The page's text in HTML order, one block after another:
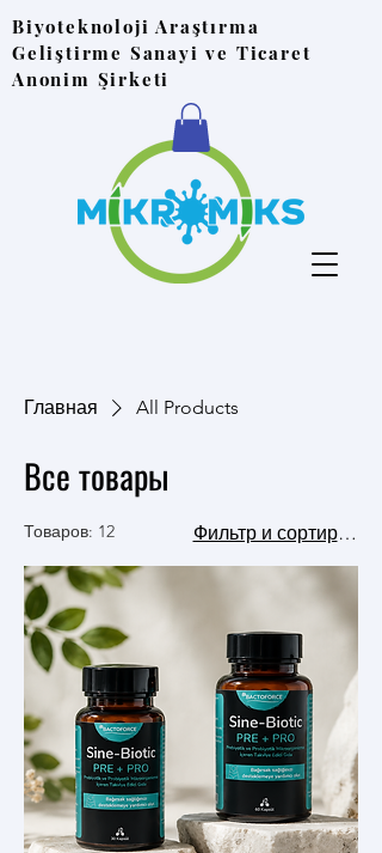
Biyoteknoloji Araştırma
Geliştirme Sanayi ve Ticaret
Anonim Şirketi
Главная All Products
Все товары
Товаров: 12 Фильтр и сортировка